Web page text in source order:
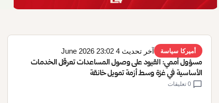
أميركا سياسة آخر تحديث 4 June 2026 23:02
مسؤول أممي: القيود على وصول المساعدات تعرقل الخدمات
الأساسية في غزة وسط أزمة تمويل خانقة
chat_bubble